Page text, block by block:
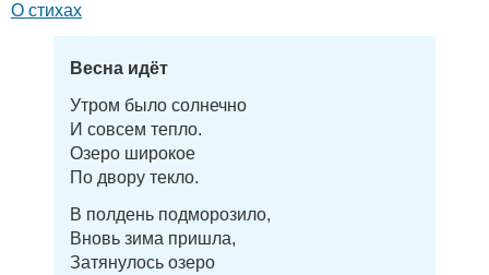
О стихах
Весна идёт
Утром было солнечно
И совсем тепло.
Озеро широкое
По двору текло.
В полдень подморозило,
Вновь зима пришла,
Затянулось озеро